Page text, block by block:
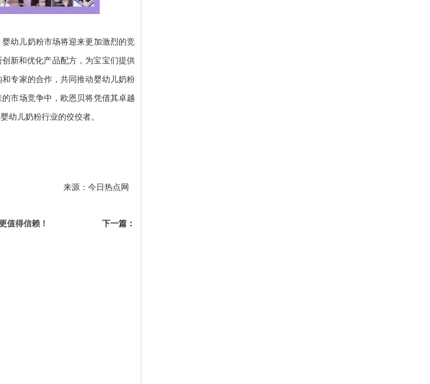
幼儿奶粉市场将迎来更加激烈的竞
新和优化产品配方，为宝宝们提供
专家的合作，共同推动婴幼儿奶粉
市场竞争中，欧恩贝将凭借其卓越
幼儿奶粉行业的佼佼者。
来源：今日热点网
值得信赖！ 下一篇：